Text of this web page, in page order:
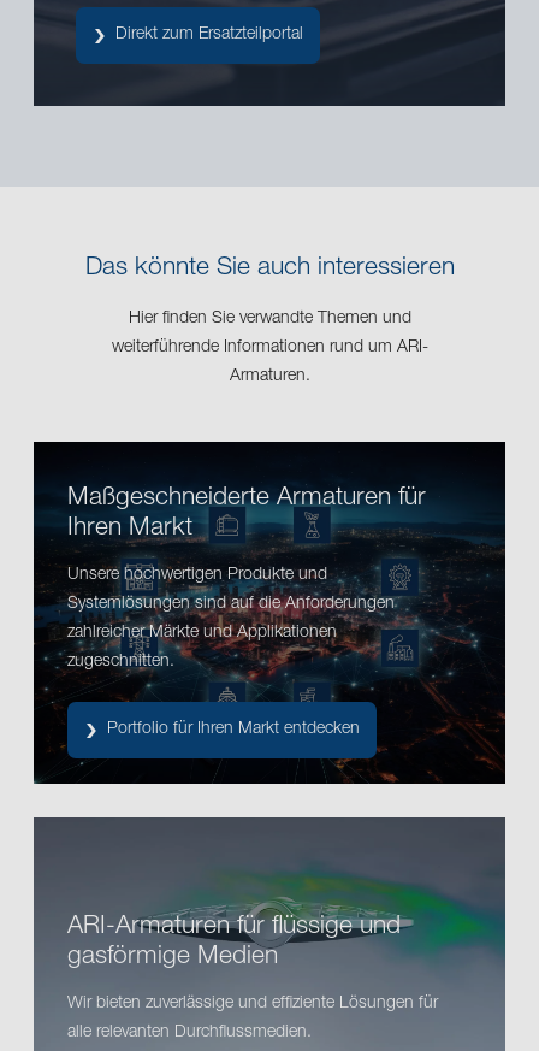
Direkt zum Ersatzteilportal
Das könnte Sie auch interessieren
Hier finden Sie verwandte Themen und
weiterführende Informationen rund um ARI-
Armaturen.
Maßgeschneiderte Armaturen für
Ihren Markt
Unsere hochwertigen Produkte und
Systemlösungen sind auf die Anforderungen
zahlreicher Märkte und Applikationen
zugeschnitten.
Portfolio für Ihren Markt entdecken
ARI-Armaturen für flüssige und
gasförmige Medien
Wir bieten zuverlässige und effiziente Lösungen für
alle relevanten Durchflussmedien.